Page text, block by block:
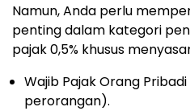
Namun, Anda perlu
penting dalam kategori
pajak 0,5% khusus
Wajib Pajak Orang
perorangan).